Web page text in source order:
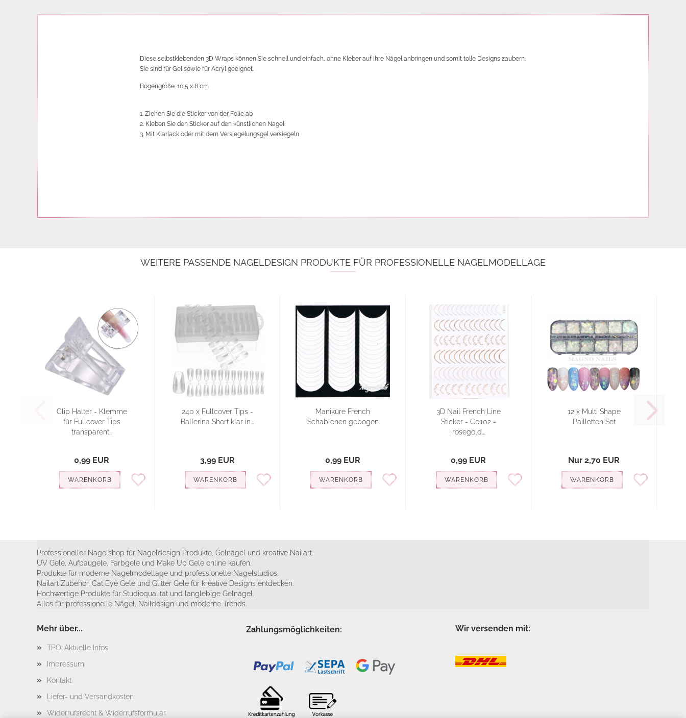
Diese selbstklebenden 3D Wraps können Sie schnell und einfach, ohne Kleber auf Ihre Nägel anbringen und somit tolle Designs zaubern.
Sie sind für Gel sowie für Acryl geeignet.
Bogengröße: 10,5 x 8 cm
1. Ziehen Sie die Sticker von der Folie ab
2. Kleben Sie den Sticker auf den künstlichen Nagel
3. Mit Klarlack oder mit dem Versiegelungsgel versiegeln
WEITERE PASSENDE NAGELDESIGN PRODUKTE FÜR PROFESSIONELLE NAGELMODELLAGE
Clip Halter - Klemme
für Fullcover Tips
transparent...
0,99 EUR
WARENKORB
240 x Fullcover Tips -
Ballerina Short klar in...
3,99 EUR
WARENKORB
Maniküre French
Schablonen gebogen
0,99 EUR
WARENKORB
3D Nail French Line
Sticker - C0102 -
rosegold...
0,99 EUR
WARENKORB
12 x Multi Shape
Pailletten Set
Nur 2,70 EUR
WARENKORB
Professioneller Nagelshop für Nageldesign Produkte, Gelnägel und kreative Nailart.
UV Gele, Aufbaugele, Farbgele und Make Up Gele online kaufen.
Produkte für moderne Nagelmodellage und professionelle Nagelstudios.
Nailart Zubehör, Cat Eye Gele und Glitter Gele für kreative Designs entdecken.
Hochwertige Produkte für Studioqualität und langlebige Gelnägel.
Alles für professionelle Nägel, Naildesign und moderne Trends.
Mehr über...
TPO: Aktuelle Infos
Impressum
Kontakt
Liefer- und Versandkosten
Widerrufsrecht & Widerrufsformular
Zahlungsmöglichkeiten: Wir versenden mit: